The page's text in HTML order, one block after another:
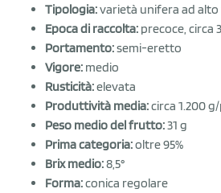
Tipologia:varietà unifera ad
Epoca di raccolta: precoce, circa
Portamento:semi-eretto
Vigore: medio
Rusticità:elevata
Produttività media:circa 1.200
Peso medio del frutto:31 g
Prima categoria:oltre 95%
Brix medio:8,5°
Forma:conica regolare